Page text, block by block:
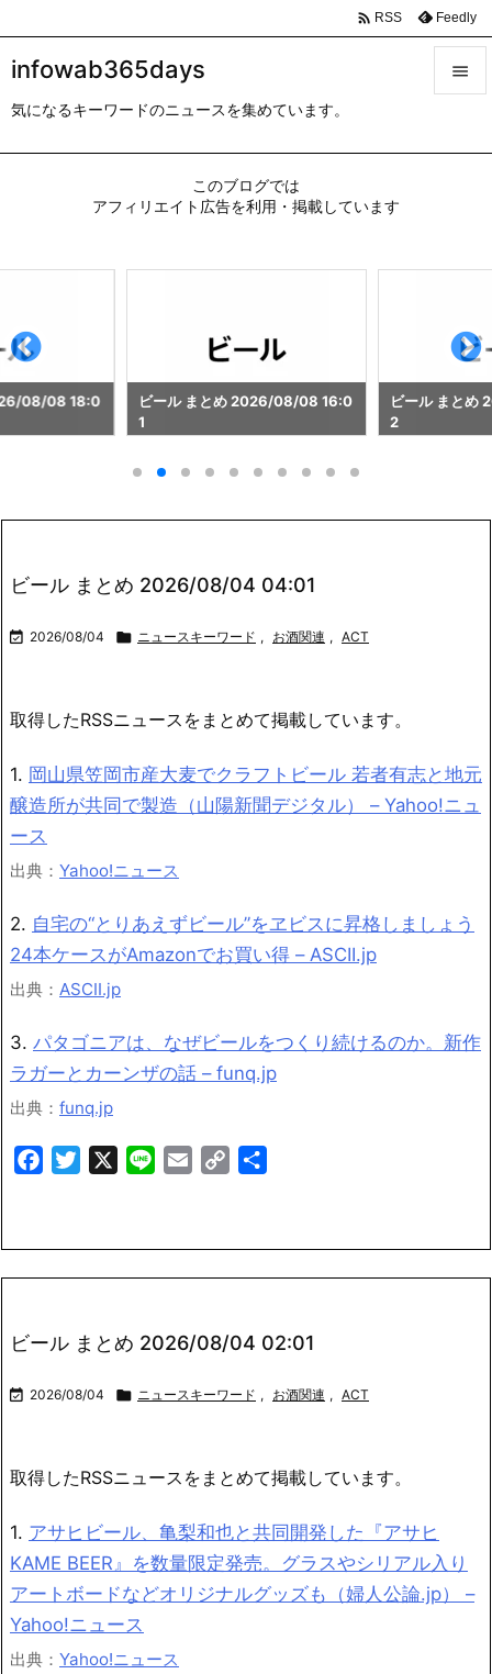
infowab365days
気になるキーワードのニュースを集めています。


検索
 RSS Feedly
このブログでは
アフィリエイト広告を利用・掲載しています
08/08 18:0
ビール まとめ 2026/08/08 16:0
1
ビール まと
2
ビール まとめ 2026/08/04 04:01
 2026/08/04  ニュースキーワード , お酒関連 , ACT
取得したRSSニュースをまとめて掲載しています。
1. 岡山県笠岡市産大麦でクラフトビール 若者有志と地元
醸造所が共同で製造（山陽新聞デジタル） – Yahoo!ニュ
ース
出典： Yahoo!ニュース
2. 自宅の“とりあえずビール”をヱビスに昇格しましょう
24本ケースがAmazonでお買い得 – ASCII.jp
出典： ASCII.jp
3. パタゴニアは、なぜビールをつくり続けるのか。新作
ラガーとカーンザの話 – funq.jp
出典： funq.jp
FacebookTwitter Line Email
Copy
ビール まとめ 2026/08/04 02:01
 2026/08/04  ニュースキーワード , お酒関連 , ACT
取得したRSSニュースをまとめて掲載しています。
1. アサヒビール、亀梨和也と共同開発した『アサヒ
KAME BEER』を数量限定発売。グラスやシリアル入り
アートボードなどオリジナルグッズも（婦人公論.jp） –
Yahoo!ニュース
出典： Yahoo!ニュース